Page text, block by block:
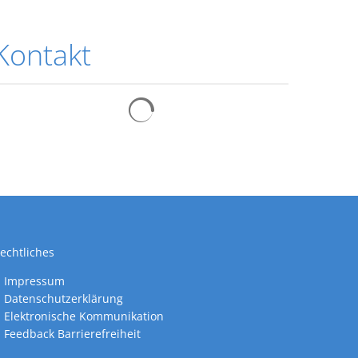
Impressum
Datenschutzerklärung
Elektronische Kommunikation
Feedback Barrierefreiheit